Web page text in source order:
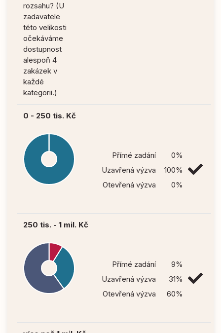
rozsahu? (U
zadavatele
této velikosti
očekáváme
dostupnost
alespoň 4
zakázek v
každé
kategorii.)
0 - 250 tis. Kč
Přímé zadání
0%
Uzavřená výzva
100%
Otevřená výzva
0%
250 tis. - 1 mil. Kč
Přímé zadání
9%
Uzavřená výzva
31%
Otevřená výzva
60%